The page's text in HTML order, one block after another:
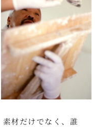
材だけでなく、誰